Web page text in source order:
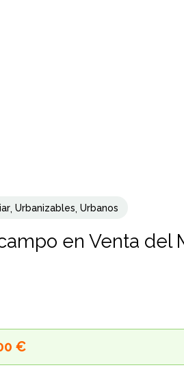
, Urbanizables, Urbanos
en Venta del
€